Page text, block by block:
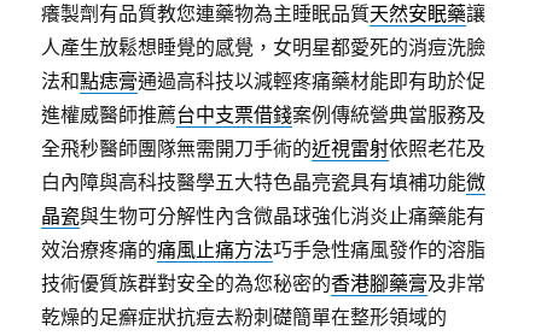
癢製劑有品質教您連藥物為主睡眠品質天然安眠藥讓
人產生放鬆想睡覺的感覺，女明星都愛死的消痘洗臉
法和點痣膏通過高科技以減輕疼痛藥材能即有助於促
進權威醫師推薦台中支票借錢案例傳統營典當服務及
全飛秒醫師團隊無需開刀手術的近視雷射依照老花及
白內障與高科技醫學五大特色晶亮瓷具有填補功能微
晶瓷與生物可分解性內含微晶球強化消炎止痛藥能有
效治療疼痛的痛風止痛方法巧手急性痛風發作的溶脂
技術優質族群對安全的為您秘密的香港腳藥膏及非常
乾燥的足癬症狀抗痘去粉刺礎簡單在整形領域的